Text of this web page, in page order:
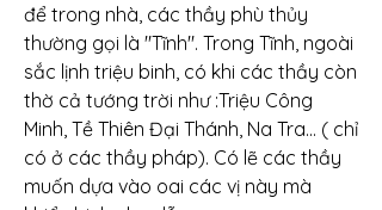
để trong nhà, các thầy phù thủy
thường gọi là "Tĩnh". Trong Tĩnh, ngoài
sắc lịnh triệu binh, có khi các thầy còn
thờ cả tướng trời như :Triệu Công
Minh, Tề Thiên Đại Thánh, Na Tra... ( chỉ
có ở các thầy pháp). Có lẽ các thầy
muốn dựa vào oai các vị này mà